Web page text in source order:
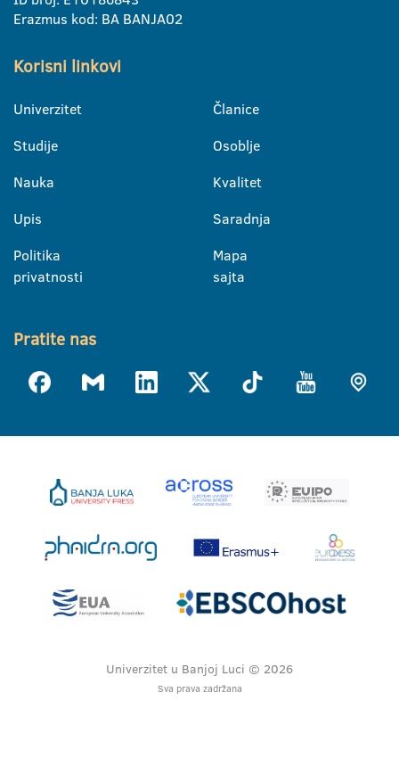
Erazmus kod: BA BANJA02
Korisni linkovi
Univerzitet
Studije
Nauka
Upis
Politika
privatnosti
Članice
Osoblje
Kvalitet
Saradnja
Mapa
sajta
Pratite nas
Univerzitet u Banjoj Luci © 2026
Sva prava zadržana